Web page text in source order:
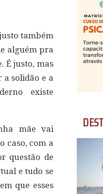
também
alguém pra
É justo, mas
solidão e a
existe
mãe vai
caso, com a
questão de
e tudo se
que esses